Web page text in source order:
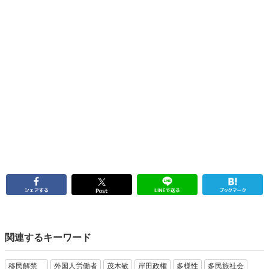
関連するキーワード
移民解禁 外国人労働者 茂木敏 岸田政権 多様性 多民族社会